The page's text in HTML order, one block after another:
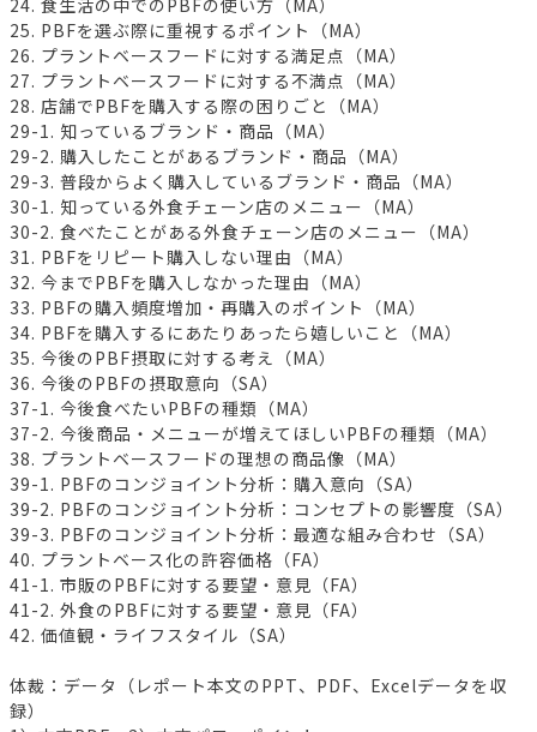
25. PBFを選ぶ際に重視するポイント（MA）
26. プラントベースフードに対する満足点（MA）
27. プラントベースフードに対する不満点（MA）
28. 店舗でPBFを購入する際の困りごと（MA）
29-1. 知っているブランド・商品（MA）
29-2. 購入したことがあるブランド・商品（MA）
29-3. 普段からよく購入しているブランド・商品（MA）
30-1. 知っている外食チェーン店のメニュー（MA）
30-2. 食べたことがある外食チェーン店のメニュー（MA）
31. PBFをリピート購入しない理由（MA）
32. 今までPBFを購入しなかった理由（MA）
33. PBFの購入頻度増加・再購入のポイント（MA）
34. PBFを購入するにあたりあったら嬉しいこと（MA）
35. 今後のPBF摂取に対する考え（MA）
36. 今後のPBFの摂取意向（SA）
37-1. 今後食べたいPBFの種類（MA）
37-2. 今後商品・メニューが増えてほしいPBFの種類（MA）
38. プラントベースフードの理想の商品像（MA）
39-1. PBFのコンジョイント分析：購入意向（SA）
39-2. PBFのコンジョイント分析：コンセプトの影響度（SA）
39-3. PBFのコンジョイント分析：最適な組み合わせ（SA）
40. プラントベース化の許容価格（FA）
41-1. 市販のPBFに対する要望・意見（FA）
41-2. 外食のPBFに対する要望・意見（FA）
42. 価値観・ライフスタイル（SA）
体裁：データ（レポート本文のPPT、PDF、Excelデータを収
録）